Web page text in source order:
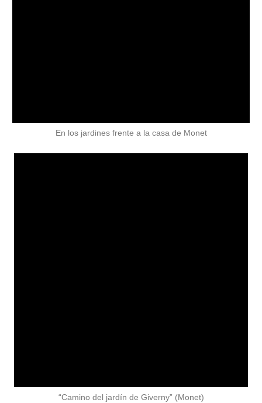
En los jardines frente a la casa de Monet
“Camino del jardín de Giverny” (Monet)